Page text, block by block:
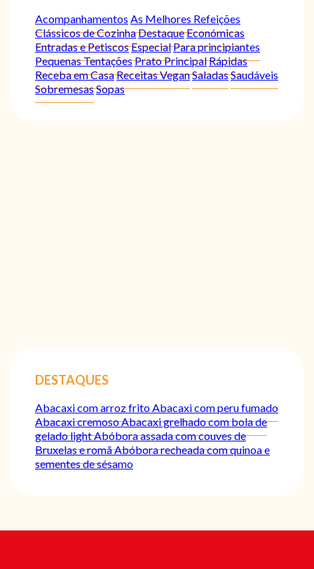
Acompanhamentos As Melhores Refeições
Clássicos de CozinhaDestaqueEconómicas
Entradas e PetiscosEspecialPara principiantes
Pequenas TentaçõesPrato PrincipalRápidas
Receba em CasaReceitas VeganSaladasSaudáveis
SobremesasSopas
DESTAQUES
Abacaxi com arroz fritoAbacaxi com peru fumado
Abacaxi cremosoAbacaxi grelhado com bola de
gelado lightAbóbora assada com couves de
Bruxelas e romãAbóbora recheada com quinoa e
sementes de sésamo